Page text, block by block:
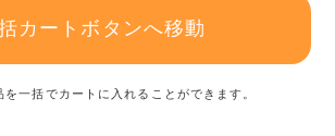
カートボタンへ移動
一括でカートに入れることができます。